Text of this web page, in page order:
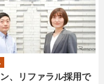
、リファラル採用で